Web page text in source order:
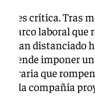
es crítica. Tras
marco laboral
han
imponer
horaria que
que la compañía